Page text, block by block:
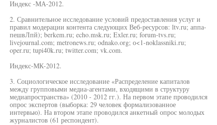
Индекс -МА-2012.
2. Сравнительное исследование условий предоставления услуг и
правил модерации контента следующих Веб-ресурсов: ltv.ru; аппа-
пешвЛпй); berkem.ru; echo.msk.ru; Exler.ru; forum-tvs.ru;
livejournal.com; metronews.ru; odnako.org; о<1-noklassniki.ru;
oper.ru; tupi40k.ru; twitter.com; vk.com.
Индекс-МК-2012.
3. Социологическое исследование «Распределение капиталов
между групповыми медиа-агентами, входящими в структуру
медиапространства» (2010 - 2012 гг.). На первом этапе проводился
опрос экспертов (выборка: 29 человек формализованное
интервью). На втором этапе проводился анкетный опрос молодых
журналистов (61 респондент).